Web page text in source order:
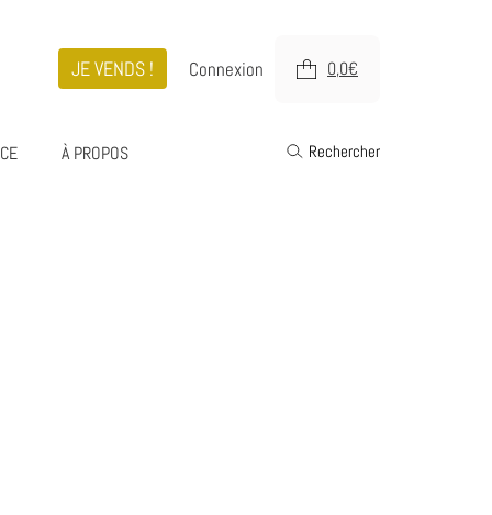
JE VENDS ! Connexion 0,0€
À PROPOS Rechercher